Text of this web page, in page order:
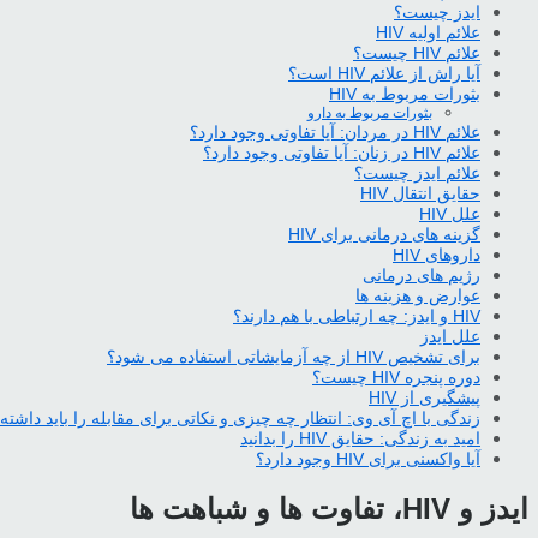
ایدز چیست؟
علائم اولیه HIV
علائم HIV چیست؟
آیا راش از علائم HIV است؟
بثورات مربوط به HIV
بثورات مربوط به دارو
علائم HIV در مردان: آیا تفاوتی وجود دارد؟
علائم HIV در زنان: آیا تفاوتی وجود دارد؟
علائم ایدز چیست؟
حقایق انتقال HIV
علل HIV
گزینه های درمانی برای HIV
داروهای HIV
رژیم های درمانی
عوارض و هزینه ها
HIV و ایدز: چه ارتباطی با هم دارند؟
علل ایدز
برای تشخیص HIV از چه آزمایشاتی استفاده می شود؟
دوره پنجره HIV چیست؟
پیشگیری از HIV
زندگی با اچ آی وی: انتظار چه چیزی و نکاتی برای مقابله را باید
امید به زندگی: حقایق HIV را بدانید
آیا واکسنی برای HIV وجود دارد؟
ایدز و HIV، تفاوت ها و شباهت ها